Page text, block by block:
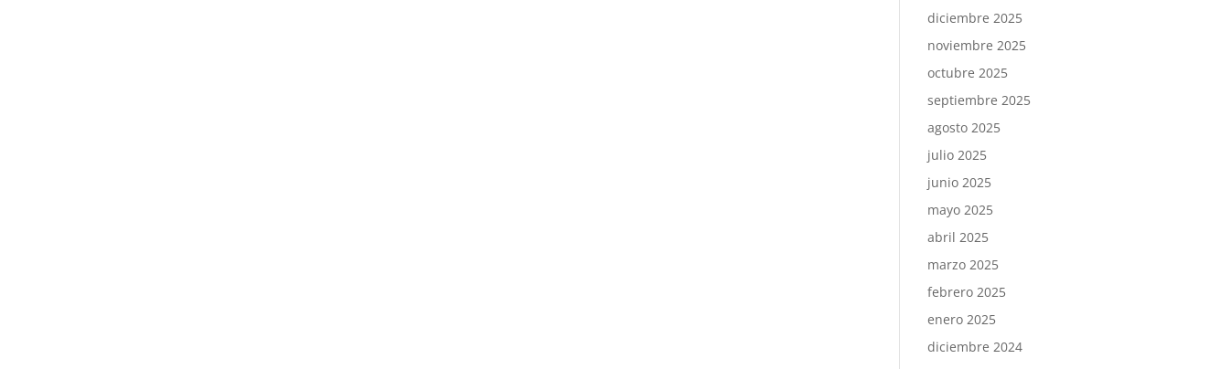
diciembre 2025
noviembre 2025
octubre 2025
septiembre 2025
agosto 2025
julio 2025
junio 2025
mayo 2025
abril 2025
marzo 2025
febrero 2025
enero 2025
diciembre 2024